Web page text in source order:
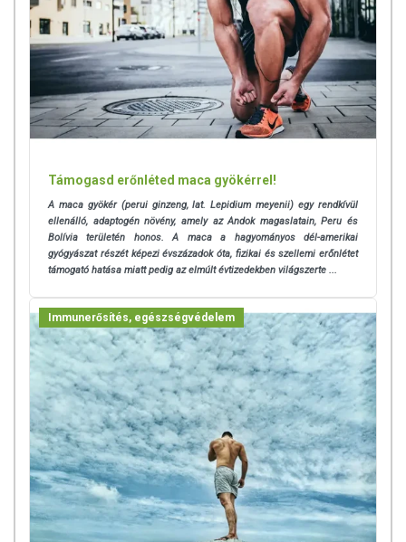
Támogasd erőnléted maca gyökérrel!
A maca gyökér (perui ginzeng, lat. Lepidium meyenii) egy rendkívül
ellenálló, adaptogén növény, amely az Andok magaslatain, Peru és
Bolívia területén honos. A maca a hagyományos dél-amerikai
gyógyászat részét képezi évszázadok óta, fizikai és szellemi erőnlétet
támogató hatása miatt pedig az elmúlt évtizedekben világszerte ...
Immunerősítés, egészségvédelem